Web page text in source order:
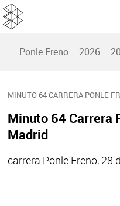
Ponle Freno 2026
MINUTO 64 CARRERA PONLE
Minuto 64 Carrera
Madrid
carrera Ponle Freno, 28